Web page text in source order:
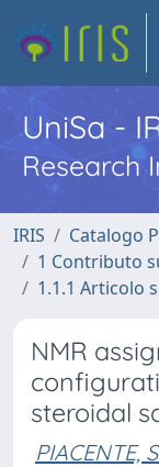
UniSa -
Research
IRIS
Catalogo
1 Contributo
1.1.1 Articolo
NMR
steroidal
PIACENTE,